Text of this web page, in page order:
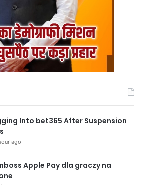
Into bet365 After Suspension
ago
Apple Pay dla graczy na